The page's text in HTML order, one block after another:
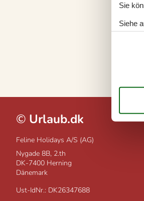
© Urlaub.dk
Feline Holidays A/S (AG)
Nygade 8B, 2.th
DK-7400 Herning
Dänemark
Ust-IdNr.: DK26347688
Sie
Siehe